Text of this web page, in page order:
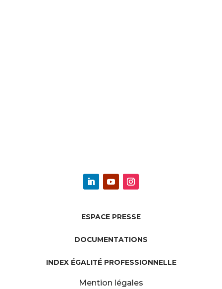
ESPACE PRESSE
DOCUMENTATIONS
INDEX ÉGALITÉ PROFESSIONNELLE
Mention légales